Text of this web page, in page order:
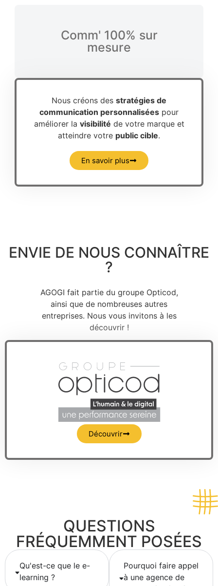
Nous créons des stratégies de
communication personnalisées pour
améliorer la visibilité de votre marque et
atteindre votre public cible.
En savoir plus
Comm' 100% sur
mesure
ENVIE DE NOUS CONNAÎTRE
?
AGOGI fait partie du groupe Opticod,
ainsi que de nombreuses autres
entreprises. Nous vous invitons à les
découvrir !
Découvrir
QUESTIONS
FRÉQUEMMENT POSÉES
Qu'est-ce que le e-
learning ?
Pourquoi faire appel
à une agence de